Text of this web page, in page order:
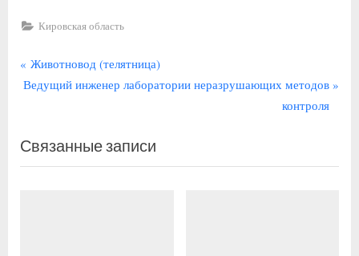
Кировская область
Навигация
по
П
р
ы
д
Животновод (телятница)
С
д
у
Ведущий инженер лаборатории неразрушающих методов
контроля
Связанные записи